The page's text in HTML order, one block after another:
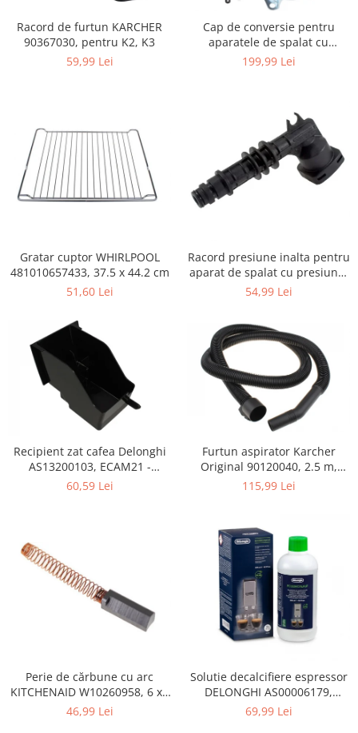
Jucarii si Jocuri
Maternitate
Castroane si adapatori animale
Igiena animale de companie
Mobila si transport animale de
companie
Componente PC
Desktop PC & Monitoare
Imprimante, Scanere &
Consumabile
Periferice PC
Retelistica & Supraveghere
Servere, Componente & UPS
Telecomenzi garaj
Sport & Activitati in aer liber
Accesorii antrenament
Accesorii Fitness
Accesorii sportive
Ciclism
Sporturi acvatice
Sporturi de interior
TV, Audio & Foto
Camere video si sport
Drone si Accesorii
Home Cinema & Audio
Racord de furtun KARCHER
90367030, pentru K2, K3
59,99 Lei
Cap de conversie pentru
aparatele de spalat cu
presiune KARCHER K
199,99 Lei
Gratar cuptor WHIRLPOOL
481010657433, 37.5 x 44.2 cm
51,60 Lei
Racord presiune inalta pentru
aparat de spalat cu presiune,
KARCHER 9.013-355.0, K4/K5
54,99 Lei
Recipient zat cafea Delonghi
AS13200103, ECAM21 -
ECAM25
60,59 Lei
Furtun aspirator Karcher
Original 90120040, 2.5 m,
negru
115,99 Lei
Perie de cărbune cu arc
KITCHENAID W10260958, 6 x6
x 19 mm, pentru 5KSM15
46,99 Lei
Solutie decalcifiere espressor
DELONGHI AS00006179,
DLSC500, 500 ml
69,99 Lei